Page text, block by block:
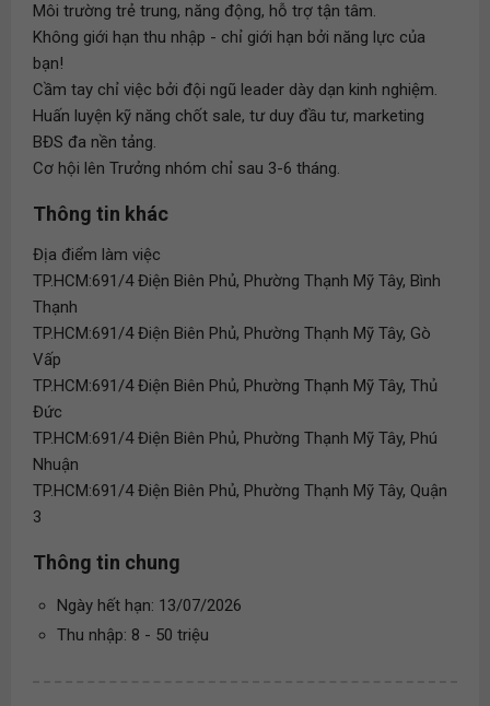
Môi trường trẻ trung, năng động, hỗ trợ tận tâm.
Không giới hạn thu nhập - chỉ giới hạn bởi năng lực của
bạn!
Cầm tay chỉ việc bởi đội ngũ leader dày dạn kinh nghiệm.
Huấn luyện kỹ năng chốt sale, tư duy đầu tư, marketing
BĐS đa nền tảng.
Cơ hội lên Trưởng nhóm chỉ sau 3-6 tháng.
Thông tin khác
Địa điểm làm việc
TP.HCM:691/4 Điện Biên Phủ, Phường Thạnh Mỹ Tây, Bình
Thạnh
TP.HCM:691/4 Điện Biên Phủ, Phường Thạnh Mỹ Tây, Gò
Vấp
TP.HCM:691/4 Điện Biên Phủ, Phường Thạnh Mỹ Tây, Thủ
Đức
TP.HCM:691/4 Điện Biên Phủ, Phường Thạnh Mỹ Tây, Phú
Nhuận
TP.HCM:691/4 Điện Biên Phủ, Phường Thạnh Mỹ Tây, Quận
3
Thông tin chung
Ngày hết hạn: 13/07/2026
Thu nhập: 8 - 50 triệu